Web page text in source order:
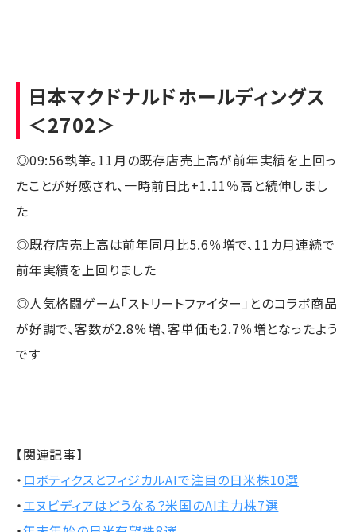
日本マクドナルドホールディングス
＜2702＞
◎09:56執筆。11月の既存店売上高が前年実績を上回っ
たことが好感され、一時前日比+1.11％高と続伸しまし
た
◎既存店売上高は前年同月比5.6％増で、11カ月連続で
前年実績を上回りました
◎人気格闘ゲーム「ストリートファイター」とのコラボ商品
が好調で、客数が2.8％増、客単価も2.7％増となったよう
です
【関連記事】
・ ロボティクスとフィジカルAIで注目の日米株10選
・エヌビディアはどうなる？米国のAI主力株7選